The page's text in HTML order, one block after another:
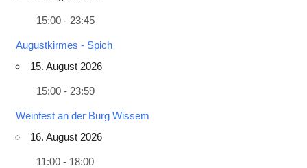
15:00 - 23:45
Augustkirmes - Spich
15. August 2026
15:00 - 23:59
Weinfest an der Burg Wissem
16. August 2026
11:00 - 18:00